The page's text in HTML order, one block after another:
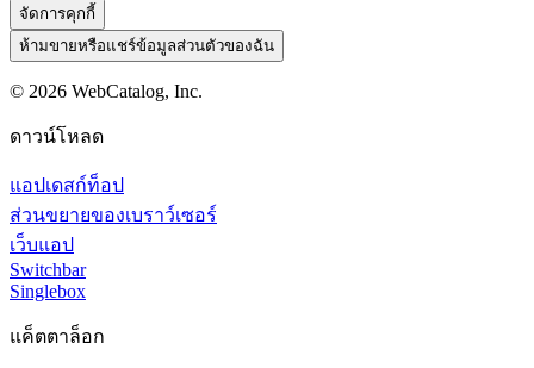
จัดการคุกกี้
ห้ามขายหรือแชร์ข้อมูลส่วนตัวของฉัน
© 2026 WebCatalog, Inc.
ดาวน์โหลด
แอปเดสก์ท็อป
ส่วนขยายของเบราว์เซอร์
เว็บแอป
Switchbar
Singlebox
แค็ตตาล็อก